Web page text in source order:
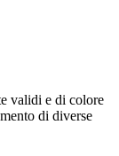
validi e di colore
di diverse